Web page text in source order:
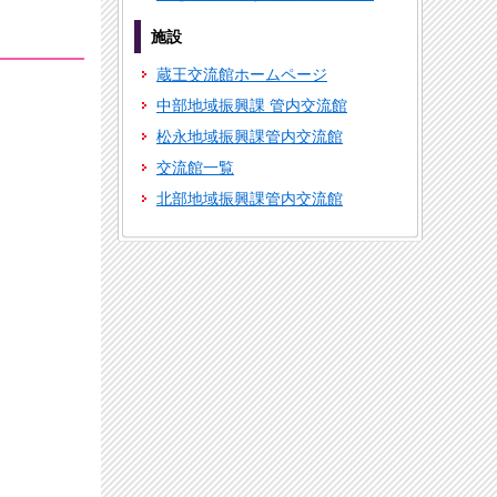
施設
蔵王交流館ホームページ
中部地域振興課 管内交流館
松永地域振興課管内交流館
交流館一覧
北部地域振興課管内交流館